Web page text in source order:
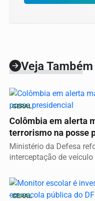
Veja Também
GERAL
Colômbia em alerta
terrorismo na posse
Ministério da Defesa
interceptação de
GERAL